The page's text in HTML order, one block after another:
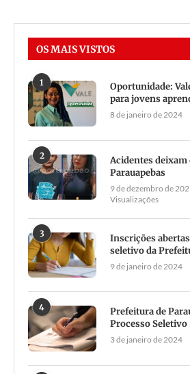
OS MAIS VISTOS
1
Oportunidade:
para jovens
8 de janeiro de 2024
2
Acidentes
Parauapebas
9 de dezembro de
Visualizações
3
Inscrições
seletivo da
9 de janeiro de 2024
4
Prefeitura de
Processo
3 de janeiro de 2024